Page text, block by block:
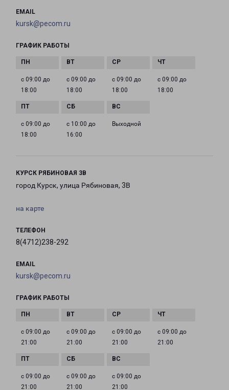
EMAIL
kursk@pecom.ru
ГРАФИК РАБОТЫ
с 09:00 до
18:00
с 09:00 до
18:00
с 09:00 до
18:00
с 09:00 до
18:00
с 09:00 до
18:00
с 10:00 до
16:00
Выходной
КУРСК РЯБИНОВАЯ 3В
город Курск, улица Рябиновая, 3В
на карте
ТЕЛЕФОН
8(4712)238-292
EMAIL
kursk@pecom.ru
ГРАФИК РАБОТЫ
с 09:00 до
21:00
с 09:00 до
21:00
с 09:00 до
21:00
с 09:00 до
21:00
с 09:00 до
21:00
с 09:00 до
21:00
с 09:00 до
21:00